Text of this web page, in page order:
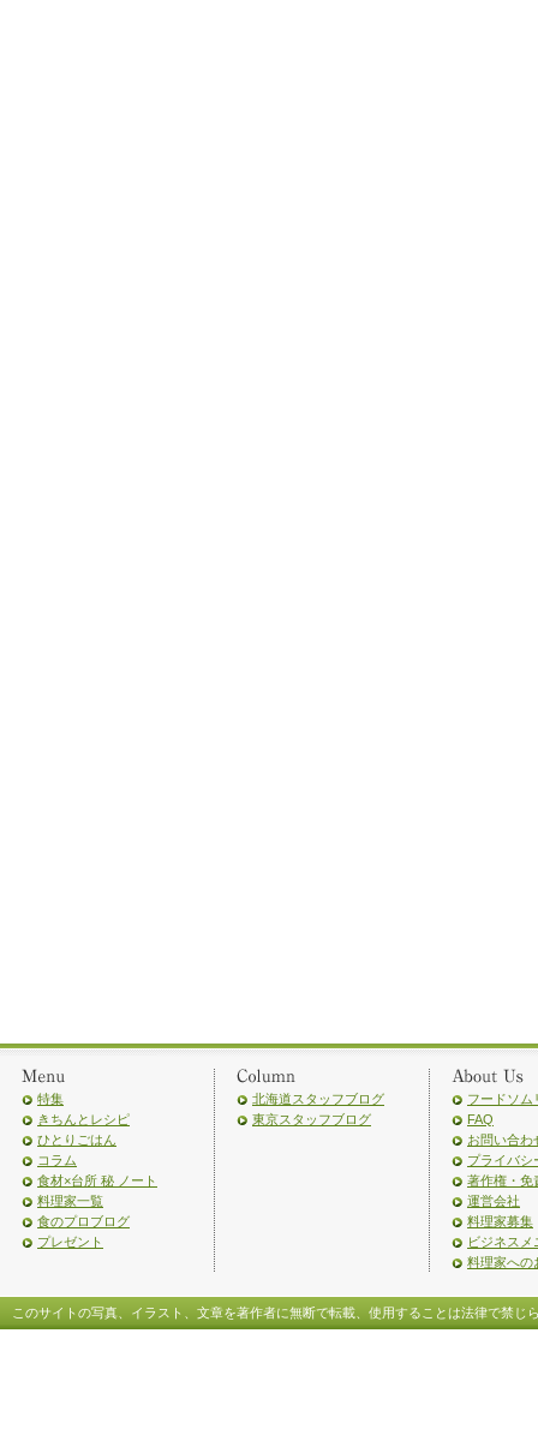
特集
きちんとレシピ
ひとりごはん
コラム
食材×台所 秘 ノート
料理家一覧
食のプロブログ
プレゼント
北海道スタッフブログ
東京スタッフブログ
フードソム
FAQ
お問い合わ
プライバシ
著作権・免
運営会社
料理家募集
ビジネスメ
料理家への
このサイトの写真、イラスト、文章を著作者に無断で転載、使用することは法律で禁じ